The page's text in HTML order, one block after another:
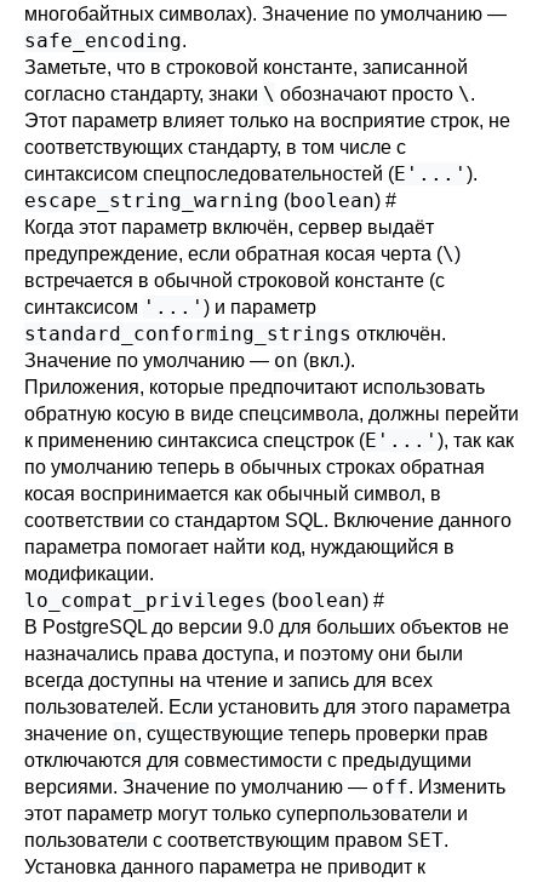
многобайтных символах). Значение по умолчанию —
safe_encoding.
Заметьте, что в строковой константе, записанной
согласно стандарту, знаки \ обозначают просто \.
Этот параметр влияет только на восприятие строк, не
соответствующих стандарту, в том числе с
синтаксисом спецпоследовательностей (E'...' ).
escape_string_warning (boolean) #
Когда этот параметр включён, сервер выдаёт
предупреждение, если обратная косая черта (\)
встречается в обычной строковой константе (с
синтаксисом '...' ) и параметр
standard_conforming_strings отключён.
Значение по умолчанию — on (вкл.).
Приложения, которые предпочитают использовать
обратную косую в виде спецсимвола, должны перейти
к применению синтаксиса спецстрок (E'...' ), так как
по умолчанию теперь в обычных строках обратная
косая воспринимается как обычный символ, в
соответствии со стандартом SQL. Включение данного
параметра помогает найти код, нуждающийся в
модификации.
lo_compat_privileges (boolean) #
В PostgreSQL до версии 9.0 для больших объектов не
назначались права доступа, и поэтому они были
всегда доступны на чтение и запись для всех
пользователей. Если установить для этого параметра
значение on, существующие теперь проверки прав
отключаются для совместимости с предыдущими
версиями. Значение по умолчанию — off. Изменить
этот параметр могут только суперпользователи и
пользователи с соответствующим правом SET.
Установка данного параметра не приводит к